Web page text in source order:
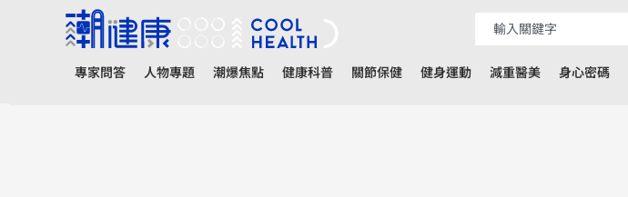
專家問答 人物專題 潮爆焦點 健康科普 關節保健 健身運動 減重醫美 身心密碼